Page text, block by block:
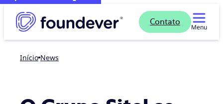
Contato
Menu
Início news